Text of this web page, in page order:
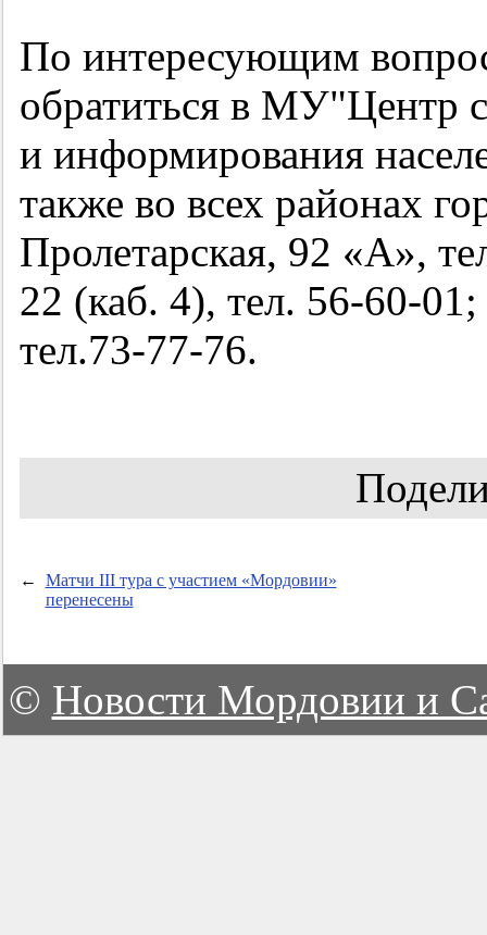
По интересующим
обратиться в МУ"Центр
и информирования
также во всех районах
Пролетарская, 92 «А»,
22 (каб. 4), тел. 56-60-01;
тел.73-77-76.
←
Матчи III тура с участием «Мордовии»
перенесены
© Новости Мордовии и